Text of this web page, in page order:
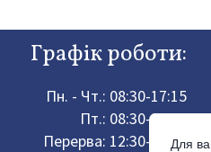
Графік роботи:
Пн. - Чт.: 08:30-17:15
Пт.: 08:30-16:00
Перерва: 12:30-13:00
Для